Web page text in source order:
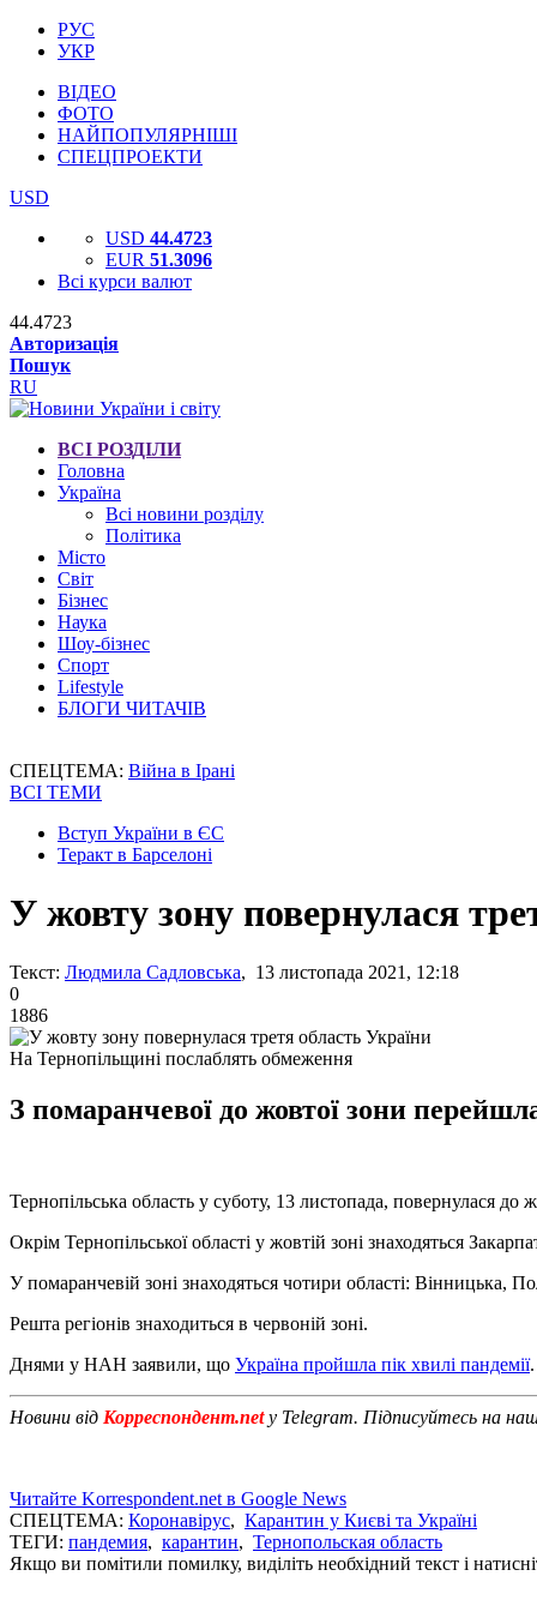
РУС
УКР
ВІДЕО
ФОТО
НАЙПОПУЛЯРНІШІ
СПЕЦПРОЕКТИ
USD
USD 44.4723
EUR 51.3096
Всі курси валют
44.4723
Авторизація
Пошук
RU
ВСІ РОЗДІЛИ
Головна
Україна
Всі новини розділу
Політика
Місто
Світ
Бізнес
Наука
Шоу-бізнес
Спорт
Lifestyle
БЛОГИ ЧИТАЧІВ
СПЕЦТЕМА: Війна в Ірані
ВСІ ТЕМИ
Вступ України в ЄС
Теракт в Барселоні
У жовту зону повернулася
Текст: Людмила Садловська, 13 листопада 2021, 12:18
0
1886
На Тернопільщині послаблять обмеження
З помаранчевої до жовтої зони
Тернопільська область у суботу, 13 листопада, повернулася до
Окрім Тернопільської області у жовтій зоні знаходяться
У помаранчевій зоні знаходяться чотири області: Вінницька,
Решта регіонів знаходиться в червоній зоні.
Днями у НАН заявили, що Україна пройшла пік хвилі пандемії
Новини від Корреспондент.netу Telegram. Підписуйтесь на
Читайте Korrespondent.net в Google News
СПЕЦТЕМА: Коронавірус, Карантин у Києві та Україні
ТЕГИ: пандемия, карантин, Тернопольская область
Якщо ви помітили помилку, виділіть необхідний текст і